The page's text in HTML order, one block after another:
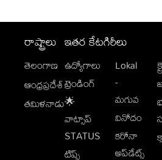
రాష్ట్రాలు
తెలంగాణ
ఆంధ్రప్రదేశ్
తమిళనాడు
ఇతర కేటగిరీలు
ఉద్యోగాలు
ట్రెండింగ్
🌟
వాట్సాప్
STATUS
టిప్స్
Lokal
-
మగువ
వినోదం
కరోనా
అప్‌డేట్స్